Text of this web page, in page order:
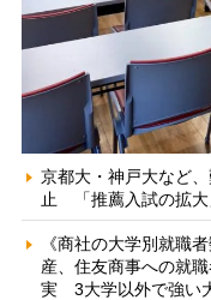
京都大・神戸大など
止 「推薦入試の拡大
《商社の大学別就職
産、住友商事への就
実 3大学以外で強い